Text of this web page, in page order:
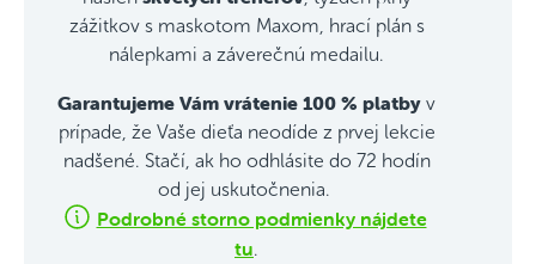
zážitkov s maskotom Maxom, hrací plán s
nálepkami a záverečnú medailu.
Garantujeme Vám vrátenie 100 % platby v
prípade, že Vaše dieťa neodíde z prvej lekcie
nadšené. Stačí, ak ho odhlásite do 72 hodín
od jej uskutočnenia.
Podrobné storno podmienky nájdete
tu.